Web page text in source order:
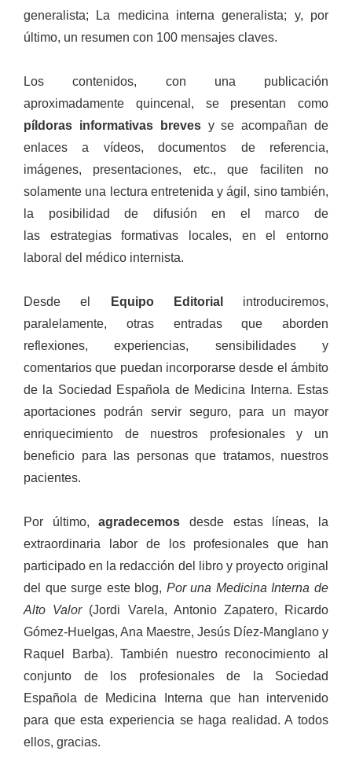
generalista; La medicina interna generalista; y, por
último, un resumen con 100 mensajes claves.
Los contenidos, con una publicación
aproximadamente quincenal, se presentan como
píldoras informativas brevesy se acompañan de
enlaces a vídeos, documentos de referencia,
imágenes, presentaciones, etc., que faciliten no
solamente una lectura entretenida y ágil, sino también,
la posibilidad de difusión en el marco de
las estrategias formativas locales, en el entorno
laboral del médico internista.
Desde el Equipo Editorial
introduciremos,
paralelamente, otras entradas que aborden
reflexiones, experiencias, sensibilidades y
comentarios que puedan incorporarse desde el ámbito
de la Sociedad Española de Medicina Interna. Estas
aportaciones podrán servir seguro, para un mayor
enriquecimiento de nuestros profesionales y un
beneficio para las personas que tratamos, nuestros
pacientes.
Por último,agradecemos desde estas líneas, la
extraordinaria labor de los profesionales que han
participado en la redacción del libro y proyecto original
del que surge este blog, Por una Medicina Interna de
Alto Valor(Jordi Varela, Antonio Zapatero, Ricardo
Gómez-Huelgas, Ana Maestre, Jesús Díez-Manglano y
Raquel Barba). También nuestro reconocimiento al
conjunto de los profesionales de la Sociedad
Española de Medicina Interna que han intervenido
para que esta experiencia se haga realidad. A todos
ellos, gracias.